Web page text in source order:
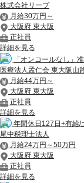
株式会社リープ
月給30万円～
大阪府 東大阪
正社員
詳細を見る
「オンコールなし」
医療法人孟仁会 東大阪山
月給44万円～
大阪府 東大阪
正社員
詳細を見る
年間休日127日+有給/
尾中税理士法人
月給24万円～50万円
大阪府 東大阪
正社員
詳細を見る